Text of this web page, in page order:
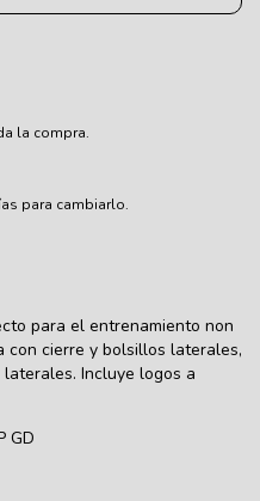
la compra.
para cambiarlo.
para el entrenamiento non
con cierre y bolsillos laterales,
Incluye logos a
GD